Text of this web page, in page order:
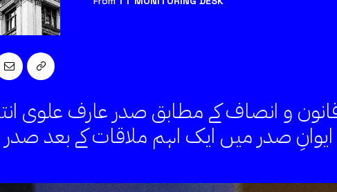
و انصاف کے مطابق صدر عارف علوی
ایوانِ صدر میں ایک اہم ملاقات کے